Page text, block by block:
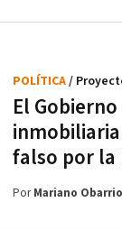
El
falso por la
POLÍTICA/
PorMariano Obarrio